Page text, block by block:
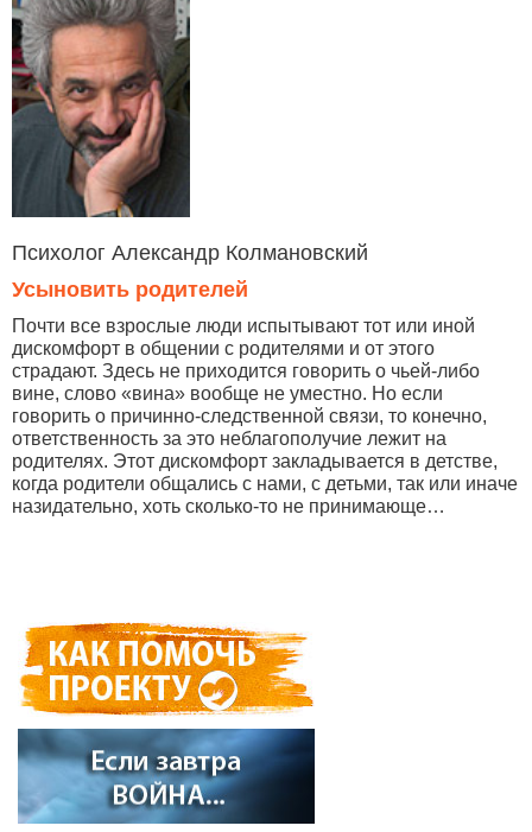
Психолог Александр Колмановский
Усыновить родителей
Почти все взрослые люди испытывают тот или иной
дискомфорт в общении с родителями и от этого
страдают. Здесь не приходится говорить о чьей-либо
вине, слово «вина» вообще не уместно. Но если
говорить о причинно-следственной связи, то конечно,
ответственность за это неблагополучие лежит на
родителях. Этот дискомфорт закладывается в детстве,
когда родители общались с нами, с детьми, так или иначе
назидательно, хоть сколько-то не принимающе…